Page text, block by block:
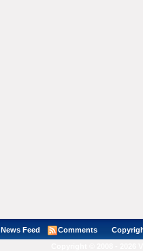
News Feed Comments Copyright